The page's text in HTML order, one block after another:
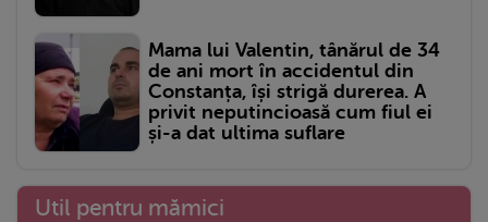
Mama lui Valentin, tânărul de 34
de ani mort în accidentul din
Constanța, își strigă durerea. A
privit neputincioasă cum fiul ei
și-a dat ultima suflare
Util pentru mămici